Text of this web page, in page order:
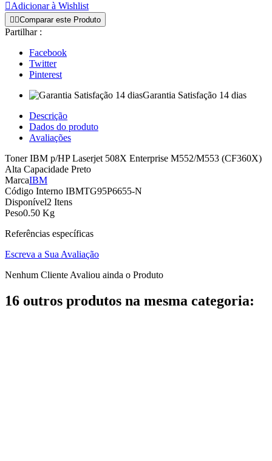
Adicionar à Wishlist
 Comparar este Produto
Partilhar :
Facebook
Twitter
Pinterest
Garantia Satisfação 14 dias
Descrição
Dados do produto
Avaliações
Toner IBM p/HP Laserjet 508X Enterprise M552/M553 (CF360X)
Alta Capacidade Preto
MarcaIBM
Código Interno IBMTG95P6655-N
Disponível2 Itens
Peso0.50 Kg
Referências específicas
Escreva a Sua Avaliação
Nenhum Cliente Avaliou ainda o Produto
16 outros produtos na mesma categoria: